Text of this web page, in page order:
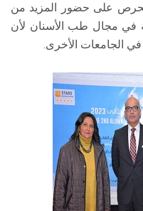
على حضور المزيد من
في مجال طب الأسنان لأن
الجامعات الأخرى.